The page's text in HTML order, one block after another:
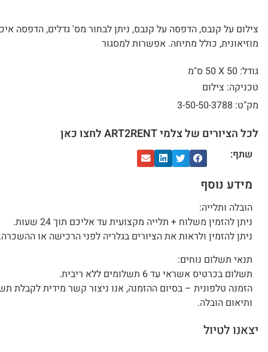
צילום על קנבס, הדפסה על קנבס, ניתן לבחור מס' גדלים, הדפסה
מוזיאונית, כולל מתיחה. אפשרות למסגור
גודל: 50 X
50 ס"מ
טכניקה: צילום
מק"ט: 3-50-50-3788
לכל הציורים של צלמי ART2RENT לחצו כאן
שתף:
מידע נוסף
הובלה ותלייה:
ניתן להזמין משלוח + תלייה מקצועית עד אליכם תוך 24 שעות.
ניתן להזמין ולראות את הציורים בגלריה לפני הרכישה או
תנאי תשלום נוחים:
תשלום בכרטיס אשראי עד 6 תשלומים ללא ריבית.
הזמנה טלפונית – בסיום ההזמנה, אנו ניצור קשר מידית לקבלת
ותיאום הובלה.
יצאנו לטיול